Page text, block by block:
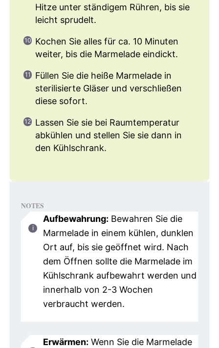
Hitze unter ständigem Rühren, bis sie
leicht sprudelt.
Kochen Sie alles für ca. 10 Minuten
weiter, bis die Marmelade eindickt.
Füllen Sie die heiße Marmelade in
sterilisierte Gläser und verschließen
diese sofort.
Lassen Sie sie bei Raumtemperatur
abkühlen und stellen Sie sie dann in
den Kühlschrank.
NOTES
Aufbewahrung: Bewahren Sie die
Marmelade in einem kühlen, dunklen
Ort auf, bis sie geöffnet wird. Nach
dem Öffnen sollte die Marmelade im
Kühlschrank aufbewahrt werden und
innerhalb von 2-3 Wochen
verbraucht werden.
Erwärmen: Wenn Sie die Marmelade